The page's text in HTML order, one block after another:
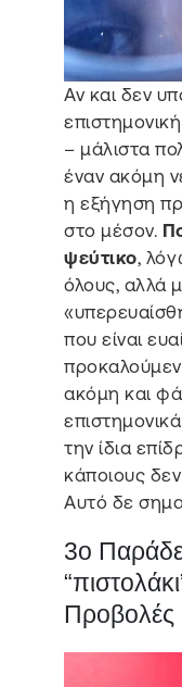
Αν και δεν
– μάλιστα
έναν ακόμη
η εξήγηση
στο μέσον.
ψεύτικο,
όλους, αλλά
που είναι
ακόμη και
την ίδια
κάποιους
Αυτό δε
3ο
Προβολές